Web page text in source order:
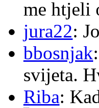
me htjeli
jura22:
bbosnjak
svijeta.
Riba: